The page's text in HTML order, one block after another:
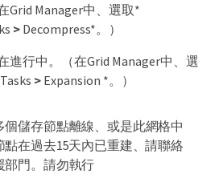
Grid Manager中、選取*
>Decompress*。）
進行中。（在Grid Manager中、選
>Expansion *。）
個儲存節點離線、或是此網格中
點在過去15天內已重建、請聯絡
部門。請勿執行